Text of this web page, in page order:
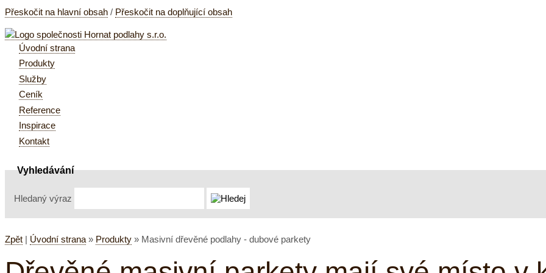
Přeskočit na hlavní obsah / Přeskočit na doplňující obsah
Úvodní strana
Produkty
Služby
Ceník
Reference
Inspirace
Kontakt
Vyhledávání
Hledaný výraz
Zpět | Úvodní strana » Produkty » Masivní dřevěné podlahy - dubové parkety